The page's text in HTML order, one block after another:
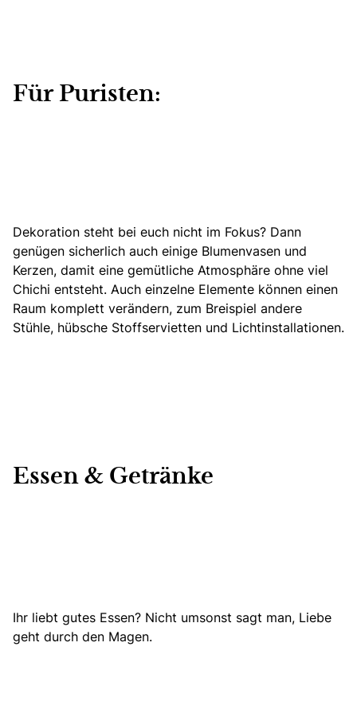
Für Puristen:
Dekoration steht bei euch nicht im Fokus? Dann
genügen sicherlich auch einige Blumenvasen und
Kerzen, damit eine gemütliche Atmosphäre ohne viel
Chichi entsteht. Auch einzelne Elemente können einen
Raum komplett verändern, zum Breispiel andere
Stühle, hübsche Stoffservietten und Lichtinstallationen.
Essen & Getränke
Ihr liebt gutes Essen? Nicht umsonst sagt man, Liebe
geht durch den Magen.